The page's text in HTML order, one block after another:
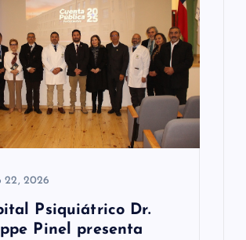
22, 2026
Psiquiátrico Dr.
Pinel presenta